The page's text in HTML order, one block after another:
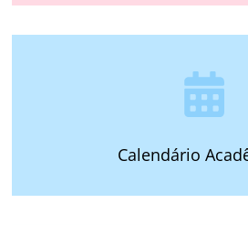
Calendário